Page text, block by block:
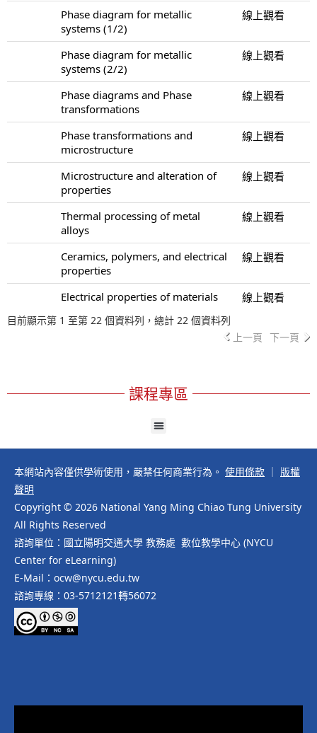
Phase diagram for metallic
systems (1/2)
線上觀看
Phase diagram for metallic
systems (2/2)
線上觀看
Phase diagrams and Phase
transformations
線上觀看
Phase transformations and
microstructure
線上觀看
Microstructure and alteration of
properties
線上觀看
Thermal processing of metal
alloys
線上觀看
Ceramics, polymers, and electrical
properties
線上觀看
Electrical properties of materials 線上觀看
目前顯示第 1 至第 22 個資料列，總計 22 個資料列
上一頁 下一頁
課程專區
本網站內容僅供學術使用，嚴禁任何商業行為。 使用條款
版權
聲明
Copyright © 2026 National Yang Ming Chiao Tung University
All Rights Reserved
諮詢單位：國立陽明交通大學 教務處 數位教學中心 (NYCU
Center for eLearning)
E-Mail：ocw@nycu.edu.tw
諮詢專線：03-5712121轉56072